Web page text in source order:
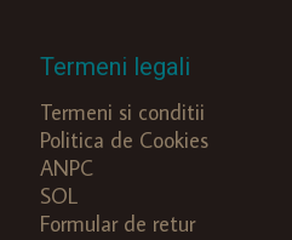
Termeni legali
Termeni si conditii
Politica de Cookies
ANPC
SOL
Formular de retur